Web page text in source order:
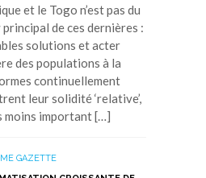
et le Togo n’est pas du
de ces dernières :
solutions et acter
des populations à la
continuellement
leur solidité ‘relative’,
moins important […]
GAZETTE